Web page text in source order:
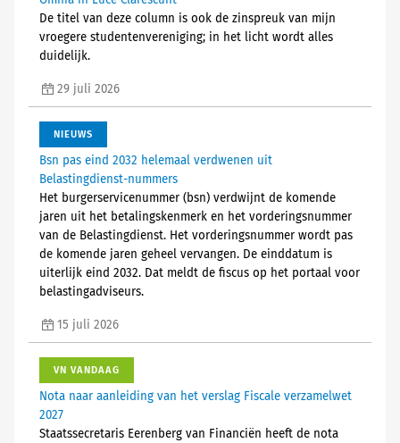
De titel van deze column is ook de zinspreuk van mijn
vroegere studentenvereniging; in het licht wordt alles
duidelijk.
29 juli 2026
NIEUWS
Bsn pas eind 2032 helemaal verdwenen uit
Belastingdienst-nummers
Het burgerservicenummer (bsn) verdwijnt de komende
jaren uit het betalingskenmerk en het vorderingsnummer
van de Belastingdienst. Het vorderingsnummer wordt pas
de komende jaren geheel vervangen. De einddatum is
uiterlijk eind 2032. Dat meldt de fiscus op het portaal voor
belastingadviseurs.
15 juli 2026
VN VANDAAG
Nota naar aanleiding van het verslag Fiscale verzamelwet
2027
Staatssecretaris Eerenberg van Financiën heeft de nota